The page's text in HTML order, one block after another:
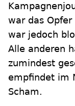
war das
war jedoch
Alle anderen
zumindest
empfindet im
Scham.